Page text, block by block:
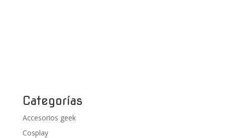
Categorías
Accesorios geek
Cosplay